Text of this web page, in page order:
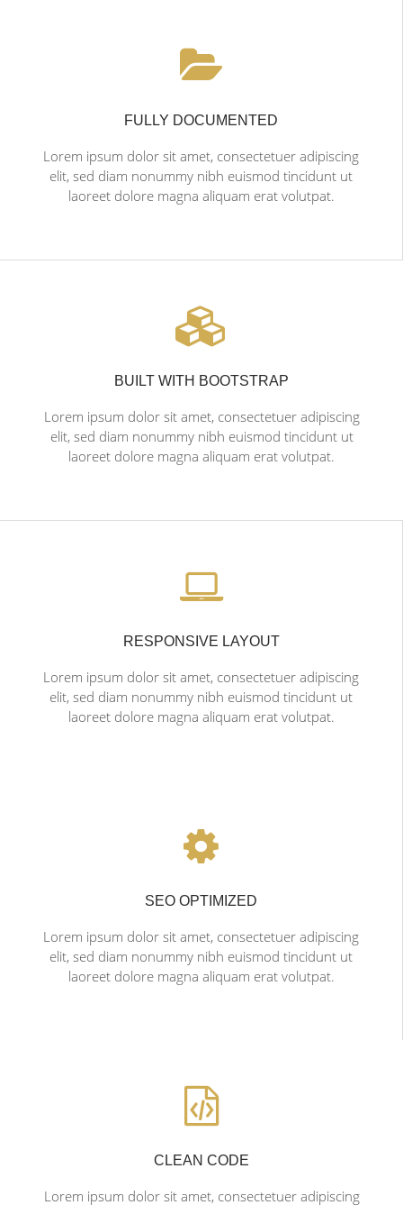
FULLY DOCUMENTED
Lorem ipsum dolor sit amet, consectetuer adipiscing
elit, sed diam nonummy nibh euismod tincidunt ut
laoreet dolore magna aliquam erat volutpat.
BUILT WITH BOOTSTRAP
Lorem ipsum dolor sit amet, consectetuer adipiscing
elit, sed diam nonummy nibh euismod tincidunt ut
laoreet dolore magna aliquam erat volutpat.
RESPONSIVE LAYOUT
Lorem ipsum dolor sit amet, consectetuer adipiscing
elit, sed diam nonummy nibh euismod tincidunt ut
laoreet dolore magna aliquam erat volutpat.
SEO OPTIMIZED
Lorem ipsum dolor sit amet, consectetuer adipiscing
elit, sed diam nonummy nibh euismod tincidunt ut
laoreet dolore magna aliquam erat volutpat.
CLEAN CODE
Lorem ipsum dolor sit amet, consectetuer adipiscing